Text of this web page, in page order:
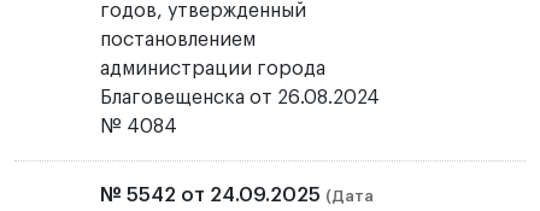
годов, утвержденный
постановлением
администрации города
Благовещенска от 26.08.2024
№ 4084
№ 5542 от 24.09.2025 (Дата